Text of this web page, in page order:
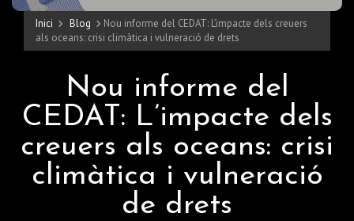
Inici Blog
Nou informe del CEDAT: L’impacte dels creuers
als oceans: crisi climàtica i vulneració de drets
Nou informe del
CEDAT: L’impacte dels
creuers als oceans: crisi
climàtica i vulneració
de drets